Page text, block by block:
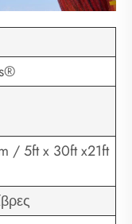
/ 5ft x 30ft x21ft